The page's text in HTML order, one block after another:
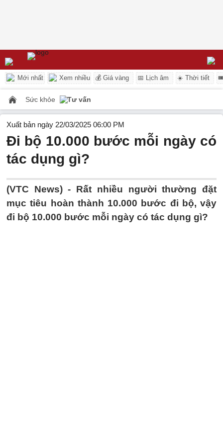
Mới nhất Xem nhiều 💰 Giá vàng 📅 Lịch âm ☀️ Thời tiết
Sức khỏe Tư vấn
Xuất bản ngày 22/03/2025 06:00 PM
Đi bộ 10.000 bước mỗi ngày có
tác dụng gì?
(VTC News) - Rất nhiều người thường đặt
mục tiêu hoàn thành 10.000 bước đi bộ, vậy
đi bộ 10.000 bước mỗi ngày có tác dụng gì?